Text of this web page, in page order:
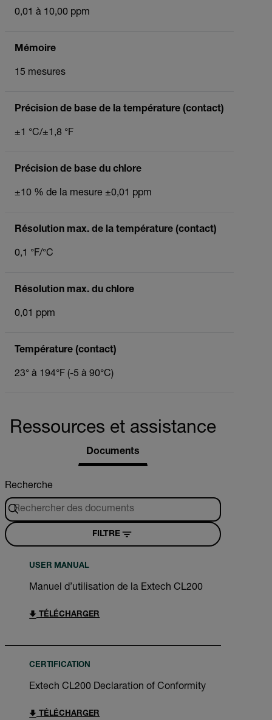
0,01 à 10,00 ppm
Mémoire
15 mesures
Précision de base de la température (contact)
±1 °C/±1,8 °F
Précision de base du chlore
±10 % de la mesure ±0,01 ppm
Résolution max. de la température (contact)
0,1 °F/°C
Résolution max. du chlore
0,01 ppm
Température (contact)
23° à 194°F (-5 à 90°C)
Ressources et assistance
Documents
Recherche
FILTRE
USER MANUAL
Manuel d’utilisation de la Extech CL200
TÉLÉCHARGER
CERTIFICATION
Extech CL200 Declaration of Conformity
TÉLÉCHARGER